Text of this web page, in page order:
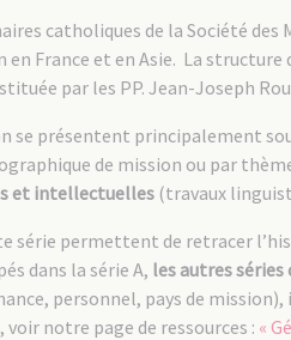
catholiques de la Société des
France et en Asie. La
par les PP. Jean-Joseph
se présentent principalement
de mission ou par
et intellectuelles(travaux
série permettent de retracer
dans la série A, les autres
personnel, pays de
notre page de ressources : «